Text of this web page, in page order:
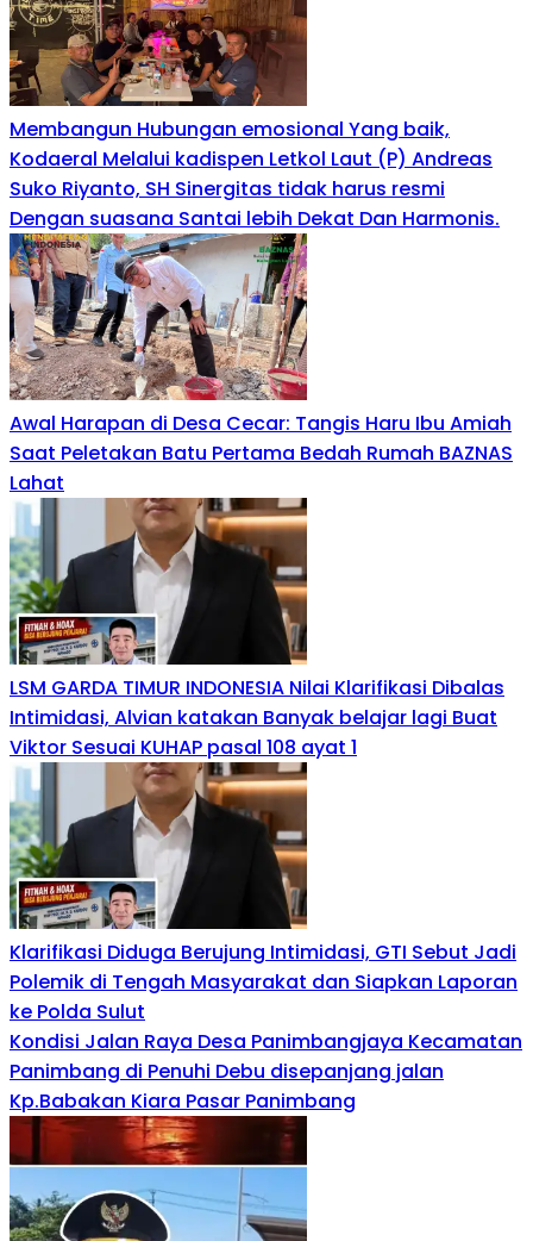
Membangun Hubungan emosional Yang baik,
Kodaeral Melalui kadispen Letkol Laut (P) Andreas
Suko Riyanto, SH Sinergitas tidak harus resmi
Dengan suasana Santai lebih Dekat Dan Harmonis.
Awal Harapan di Desa Cecar: Tangis Haru Ibu Amiah
Saat Peletakan Batu Pertama Bedah Rumah BAZNAS
Lahat
LSM GARDA TIMUR INDONESIA Nilai Klarifikasi Dibalas
Intimidasi, Alvian katakan Banyak belajar lagi Buat
Viktor Sesuai KUHAP pasal 108 ayat 1
Klarifikasi Diduga Berujung Intimidasi, GTI Sebut Jadi
Polemik di Tengah Masyarakat dan Siapkan Laporan
ke Polda Sulut
Kondisi Jalan Raya Desa Panimbangjaya Kecamatan
Panimbang di Penuhi Debu disepanjang jalan
Kp.Babakan Kiara Pasar Panimbang